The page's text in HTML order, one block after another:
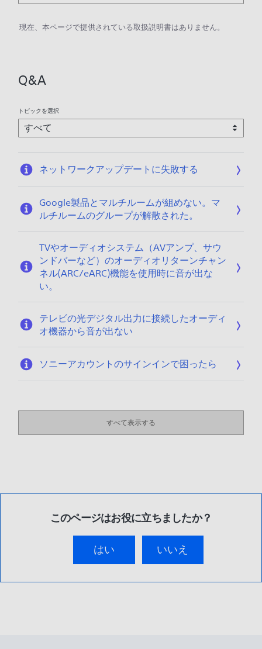
現在、本ページで提供されている取扱説明書はありません。
Q&A
トピックを選択
ネットワークアップデートに失敗する
Google製品とマルチルームが組めない。マ
ルチルームのグループが解散された。
TVやオーディオシステム（AVアンプ、サウ
ンドバーなど）のオーディオリターンチャン
ネル(ARC/eARC)機能を使用時に音が出な
い。
テレビの光デジタル出力に接続したオーディ
オ機器から音が出ない
ソニーアカウントのサインインで困ったら
すべて表示する
このページはお役に立ちましたか？
はい いいえ